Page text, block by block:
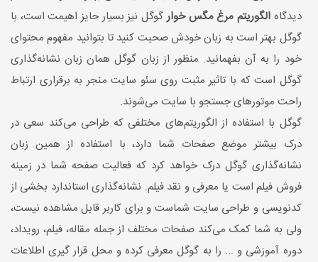
دیدگاهالگوریتم مرغ مگس خوارگوگل نیز بسیار حایز اهیمت است، با
گوگل بهتر است به زبان خودش صحبت کنید تا بتوانید مفهوم محتوای
خود را به آن بفهمانید. منظور از زبان گوگل همان زبان نشانه‌گذاری
گوگل است که با تاثیر مثبت روی سئو سایت منجر به برقراری ارتباط
راحت موتورهای جستجو با سایت می‌شوند.
گوگل با استفاده از الگوریتم‌های مختلفی که طراحی می‌کند سعی در
درک بیشتر موضع صفحات شما دارد، با استفاده از همین زبان
نشانه‌گذاری گوگل درک خواهد کرد که فعالیت صفحه شما در زمینه
فروش فیلم است یا معرفی و نقد فیلم. نشانه‌گذاری استاندارد بخشی از
کدنویسی و طراحی سایت شماست و برای کاربر قابل مشاهده نیست،
ولی به شما کمک می‌کند صفحات مختلف از جمله مقاله، فیلم، رویداد،
دوره آموزشی و ... را به گوگل معرفی کرده و محل قرار گیری اطلاعات